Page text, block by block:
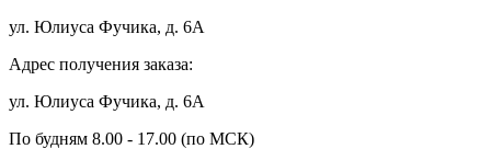
ул. Юлиуса Фучика, д. 6А
Адрес получения заказа:
ул. Юлиуса Фучика, д. 6А
По будням 8.00 - 17.00 (по МСК)